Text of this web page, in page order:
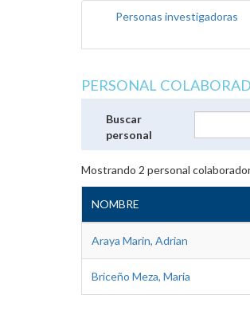
Personas investigadoras
PERSONAL
Buscar
personal
Mostrando 2 personal
NOMBRE
Araya Marin, Adrian
Briceño Meza, Maria